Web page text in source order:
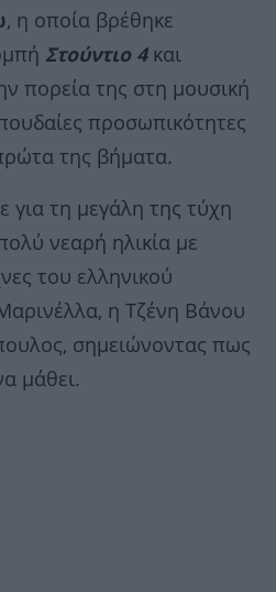
, η οποία βρέθηκε
Στούντιο 4και
πορεία της στη μουσική
προσωπικότητες
της βήματα.
για τη μεγάλη της τύχη
νεαρή ηλικία με
του ελληνικού
η Τζένη Βάνου
σημειώνοντας πως
μάθει.